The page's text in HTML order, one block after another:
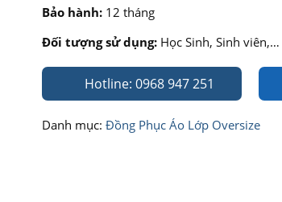
Bảo hành:12 tháng
Đối tượng sử dụng:Học Sinh, Sinh viên,…
Hotline: 0968 947 251
Danh mục: Đồng Phục Áo Lớp Oversize